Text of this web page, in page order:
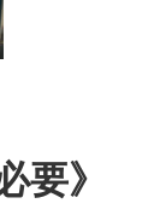
要》